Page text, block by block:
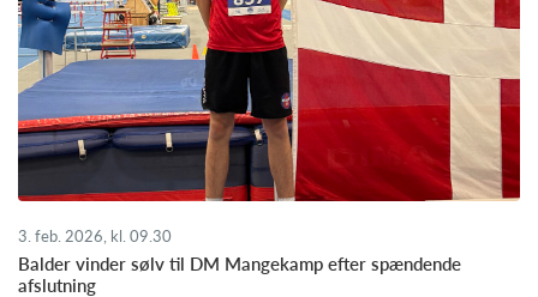
3. feb. 2026, kl. 09.30
Balder vinder sølv til DM Mangekamp efter spændende
afslutning